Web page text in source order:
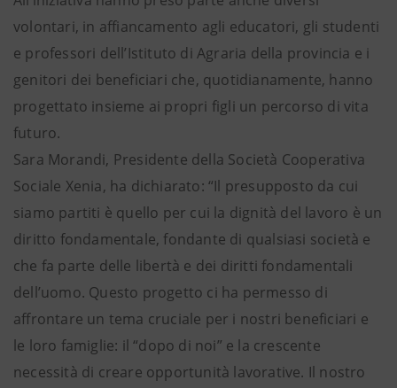
volontari, in affiancamento agli educatori, gli studenti
e professori dell’Istituto di Agraria della provincia e i
genitori dei beneficiari che, quotidianamente, hanno
progettato insieme ai propri figli un percorso di vita
futuro.
Sara Morandi, Presidente della Società Cooperativa
Sociale Xenia, ha dichiarato: “Il presupposto da cui
siamo partiti è quello per cui la dignità del lavoro è un
diritto fondamentale, fondante di qualsiasi società e
che fa parte delle libertà e dei diritti fondamentali
dell’uomo. Questo progetto ci ha permesso di
affrontare un tema cruciale per i nostri beneficiari e
le loro famiglie: il “dopo di noi” e la crescente
necessità di creare opportunità lavorative. Il nostro